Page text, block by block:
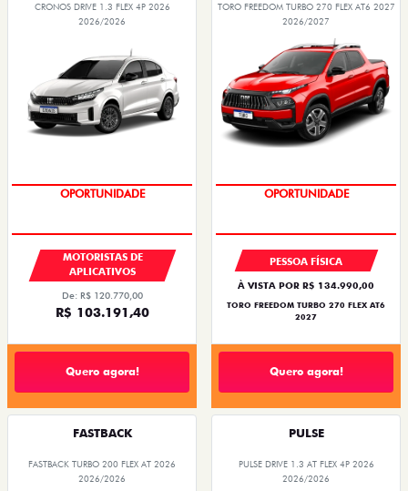
CRONOS DRIVE 1.3 FLEX 4P 2026
2026/2026
OPORTUNIDADE
MOTORISTAS DE
APLICATIVOS
De: R$ 120.770,00
R$ 103.191,40
Quero agora!
TORO FREEDOM TURBO 270 FLEX AT6 2027
2026/2027
SUPERVALORIZAÇÃO DO USADO
PESSOA FÍSICA
À VISTA POR R$ 134.990,00
TORO FREEDOM TURBO 270 FLEX AT6
2027
Quero agora!
FASTBACK
FASTBACK TURBO 200 FLEX AT 2026
2026/2026
PULSE
PULSE DRIVE 1.3 AT FLEX 4P 2026
2026/2026